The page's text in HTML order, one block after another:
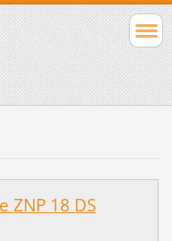
ZNP 18 DS